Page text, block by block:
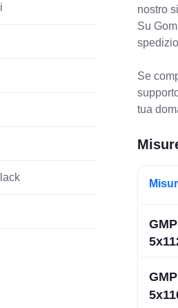
nostro
Su
Se
tua